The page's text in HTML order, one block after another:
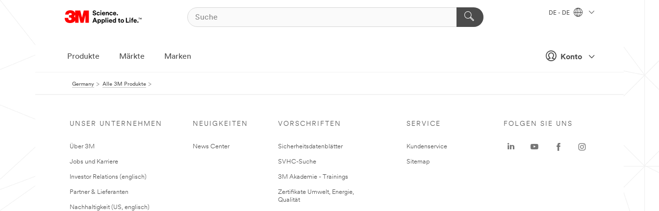
Konto
DE - DE
Produkte Märkte Marken
Germany Alle 3M Produkte
UNSER UNTERNEHMEN
Über 3M
Jobs und Karriere
Investor Relations (englisch)
Partner & Lieferanten
Nachhaltigkeit (US, englisch)
NEUIGKEITEN
News Center
VORSCHRIFTEN
Sicherheitsdatenblätter
SVHC-Suche
3M Akademie - Trainings
Zertifikate Umwelt, Energie,
Qualität
SERVICE
Kundenservice
Sitemap
FOLGEN SIE UNS